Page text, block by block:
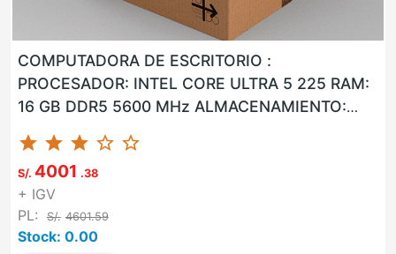
COMPUTADORA DE ESCRITORIO :
PROCESADOR: INTEL CORE ULTRA 5 225 RAM:
16 GB DDR5 5600 MHz ALMACENAMIENTO:
960 GB SSD LAN: SI WLAN: SI USB: SI VGA: NO
HD...
star star star star_border star_border
S/. 4001 .38
+ IGV
PL:
S/. 4601.59
Stock: 0.00